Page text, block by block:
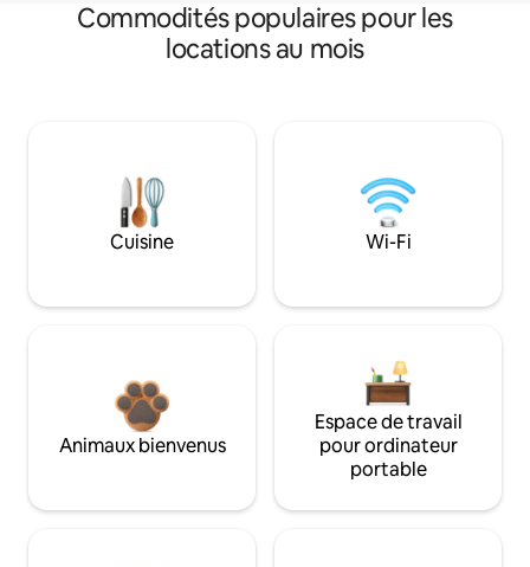
Commodités populaires pour les
locations au mois
Cuisine Wi-Fi
Animaux bienvenus
Espace de travail
pour ordinateur
portable